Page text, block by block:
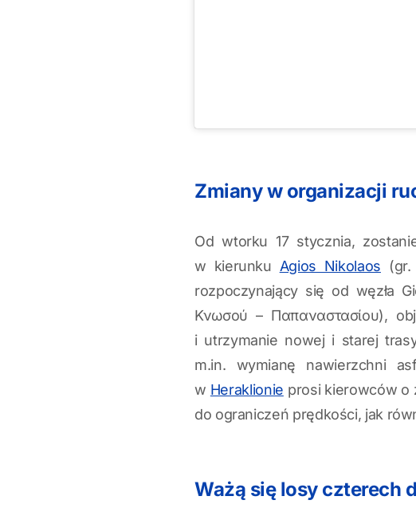
Zmiany w organizacji
Od wtorku 17 stycznia,
w kierunku Agios Nikolaos (gr.
rozpoczynający się od węzła
Κνωσού – Παπαναστασίου),
i utrzymanie nowej i starej
m.in. wymianę nawierzchni
w Heraklionie prosi kierowców o
do ograniczeń prędkości, jak
Ważą się losy czterech